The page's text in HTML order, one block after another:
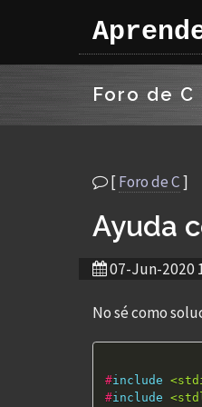
Foro de C
[Foro de C]
Ayuda
07-Jun-2020
No sé como
#include
#include